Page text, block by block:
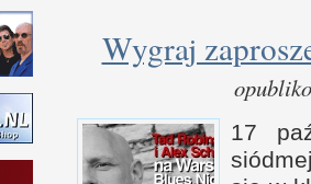
Wygraj
17